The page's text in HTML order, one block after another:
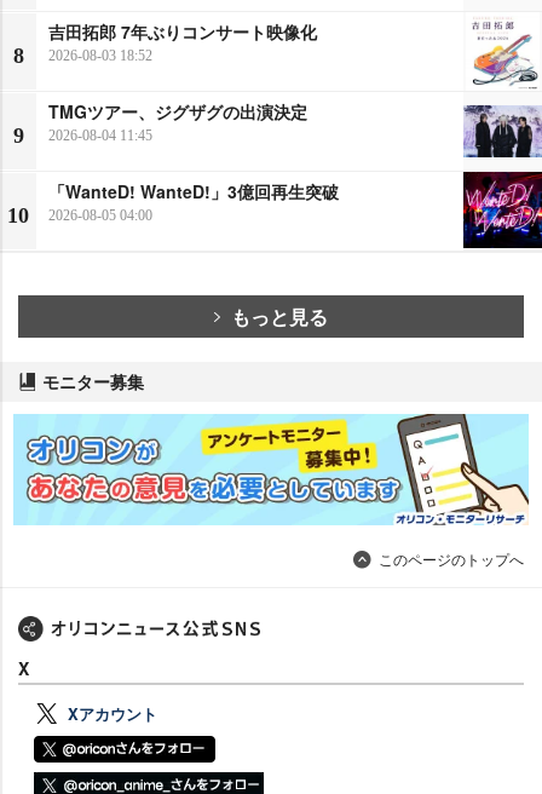
8
吉田拓郎 7年ぶりコンサート映像化
2026-08-03 18:52
9
TMGツアー、ジグザグの出演決定
2026-08-04 11:45
10
「WanteD! WanteD!」3億回再生突破
2026-08-05 04:00
もっと見る
モニター募集
このページのトップへ
X
Xアカウント